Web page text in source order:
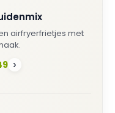
airfryerfrietjes met
›